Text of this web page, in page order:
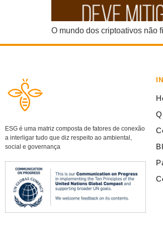
O mundo dos criptoativos não
ESG é uma matriz composta de fatores de conexão
a interligar tudo que diz respeito ao ambiental,
social e governança